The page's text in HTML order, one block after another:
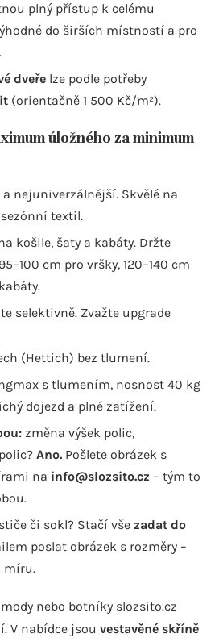
plný přístup k celému
do širších místností a pro
dveře lze podle potřeby
(orientačně 1 500 Kč/m²).
úložného za minimum
nejuniverzálnější. Skvělé na
textil.
košile, šaty a kabáty. Držte
cm pro vršky, 120–140 cm
selektivně. Zvažte upgrade
(Hettich) bez tlumení.
s tlumením, nosnost 40 kg
dojezd a plné zatížení.
změna výšek polic,
Ano. Pošlete obrázek s
na info@slozsito.cz – tým to
či sokl? Stačí vše zadat do
poslat obrázek s rozměry –
míru.
nebo botníky slozsito.cz
V nabídce jsou vestavěné skříně